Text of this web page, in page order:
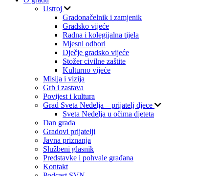
Ustroj
Gradonačelnik i zamjenik
Gradsko vijeće
Radna i kolegijalna tijela
Mjesni odbori
Dječje gradsko vijeće
Stožer civilne zaštite
Kulturno vijeće
Misija i vizija
Grb i zastava
Povijest i kultura
Grad Sveta Nedelja – prijatelj djece
Sveta Nedelja u očima djeteta
Dan grada
Gradovi prijatelji
Javna priznanja
Službeni glasnik
Predstavke i pohvale građana
Kontakt